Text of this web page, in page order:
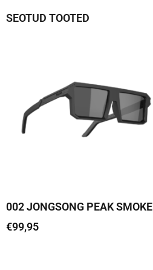
SEOTUD TOOTED
002 JONGSONG PEAK SMOKE
€99,95